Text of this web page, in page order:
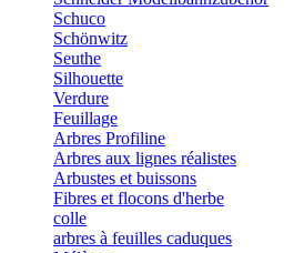
Schuco
Schönwitz
Seuthe
Silhouette
Verdure
Feuillage
Arbres Profiline
Arbres aux lignes réalistes
Arbustes et buissons
Fibres et flocons d'herbe
colle
arbres à feuilles caduques